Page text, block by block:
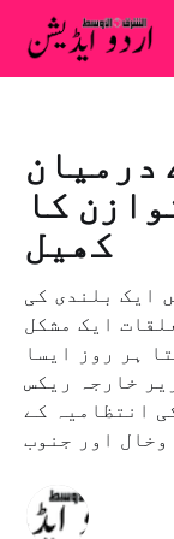
درمیان
کا
کھیل
ایک بلندی کی
ایک مشکل
ہر روز ایسا
خارجہ ریکس
انتظامیہ کے